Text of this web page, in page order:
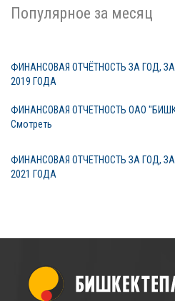
Популярное за месяц
ФИНАНСОВАЯ ОТЧЁТНОСТЬ ЗА ГОД,
2019 ГОДА
ФИНАНСОВАЯ ОТЧЕТНОСТЬ ОАО
Смотреть
ФИНАНСОВАЯ ОТЧЕТНОСТЬ ЗА ГОД,
2021 ГОДА